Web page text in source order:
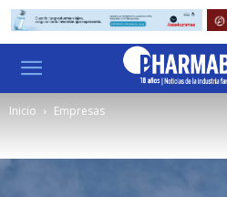
Inicio Empresas